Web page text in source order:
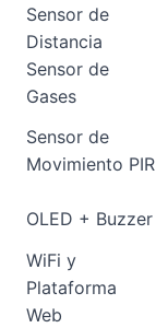
Sensor de
Distancia
Sensor de
Gases
Sensor de
Movimiento PIR
OLED + Buzzer
WiFi y
Plataforma
Web